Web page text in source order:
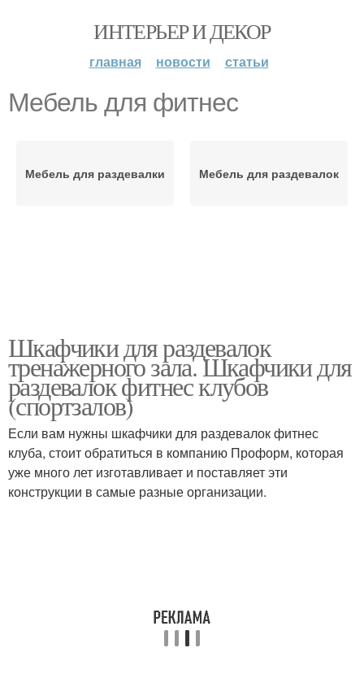
ИНТЕРЬЕР И ДЕКОР
главная новости статьи
Мебель для фитнес
Мебель для раздевалки Мебель для раздевалок
Шкафчики для раздевалок
тренажерного зала. Шкафчики для
раздевалок фитнес клубов
(спортзалов)
Если вам нужны шкафчики для раздевалок фитнес
клуба, стоит обратиться в компанию Проформ, которая
уже много лет изготавливает и поставляет эти
конструкции в самые разные организации.